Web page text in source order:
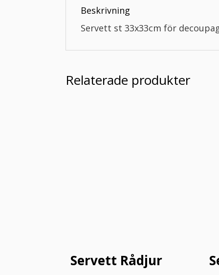
Beskrivning
Servett st 33x33cm för
Relaterade produkter
Servett Rådjur